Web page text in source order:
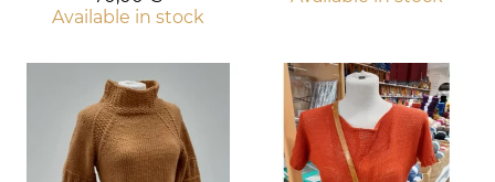
Available in stock